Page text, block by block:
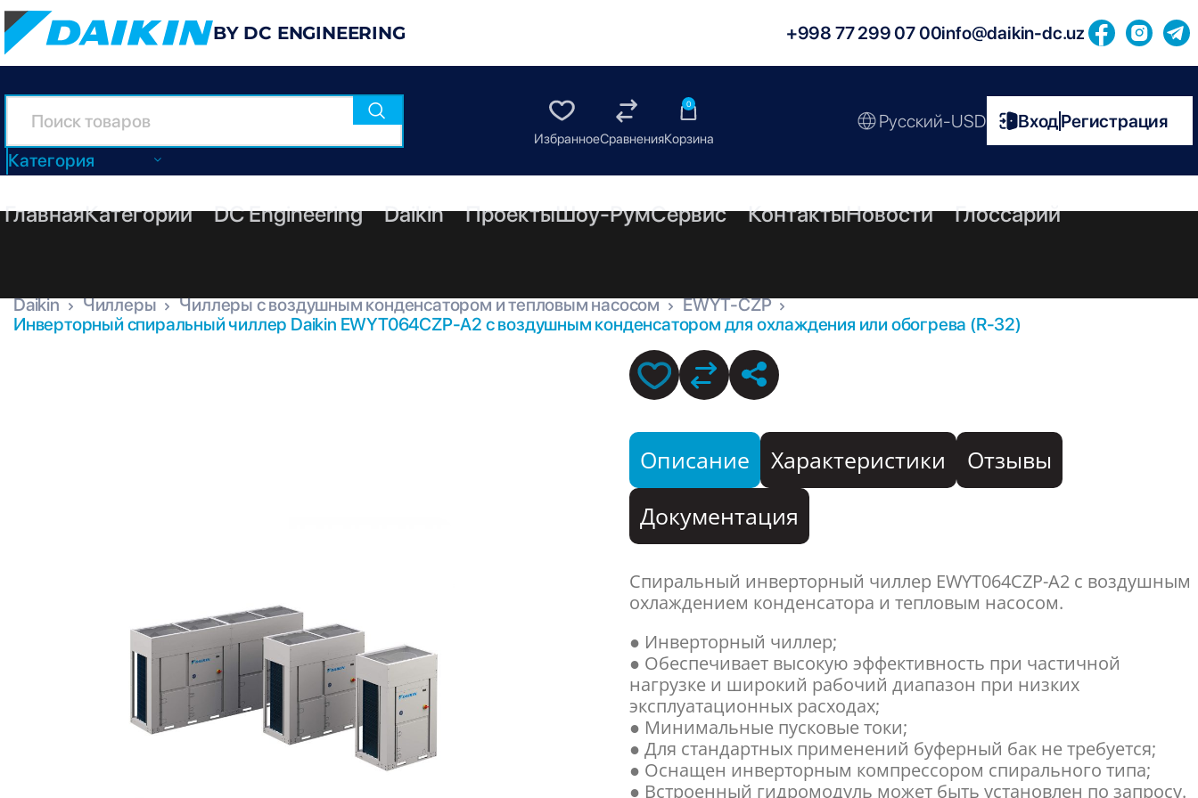
BY DC ENGINEERING +998 77 299 07 00info@daikin-dc.uz
Категория
0
Русский-USD ВходРегистрация
ГлавнаяКатегории DC Engineering Daikin ПроектыШоу-РумСервис КонтактыНовости Глоссарий
Daikin Чиллеры Чиллеры с воздушным конденсатором и тепловым насосом
EWYT-CZP
Инверторный спиральный чиллер Daikin EWYT064CZP-A2 с воздушным конденсатором для охлаждения или обогрева (R-32)
Описание Характеристики
Отзывы
Документация
Спиральный инверторный чиллер EWYT064CZP-A2 с воздушным
охлаждением конденсатора и тепловым насосом.
● Инверторный чиллер;
● Обеспечивает высокую эффективность при частичной
нагрузке и широкий рабочий диапазон при низких
эксплуатационных расходах;
● Минимальные пусковые токи;
● Для стандартных применений буферный бак не требуется;
● Оснащен инверторным компрессором спирального типа;
● Встроенный гидромодуль может быть установлен по запросу.